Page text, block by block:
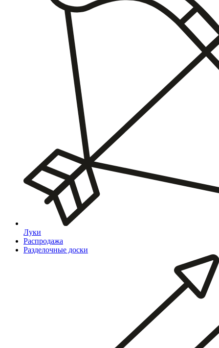
Луки
Распродажа
Разделочные доски